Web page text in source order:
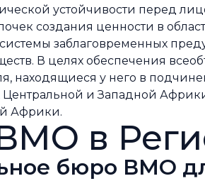
устойчивости перед
создания ценности в
заблаговременных
В целях обеспечения
находящиеся у него в
Центральной и Западной
Африки.
в
бюро ВМО